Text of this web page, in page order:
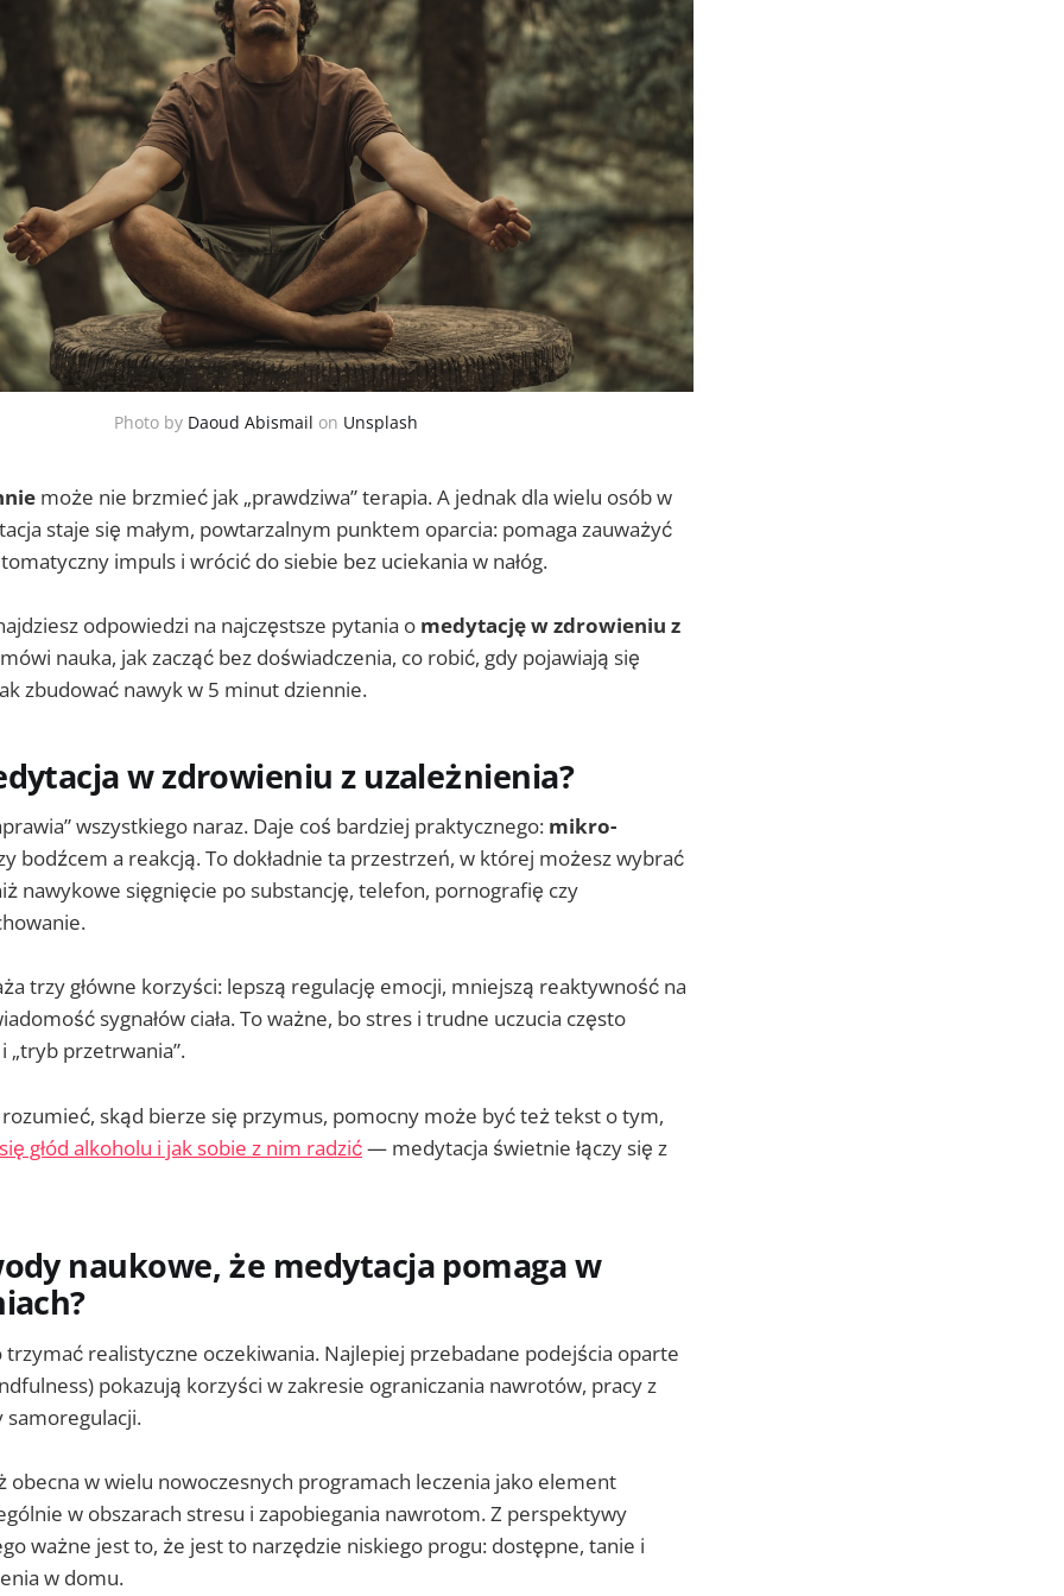
Photo by Daoud Abismail on Unsplash
może nie brzmieć jak „prawdziwa” terapia. A jednak dla wielu osób w
staje się małym, powtarzalnym punktem oparcia: pomaga zauważyć
impuls i wrócić do siebie bez uciekania w nałóg.
odpowiedzi na najczęstsze pytania o medytację w zdrowieniu z
nauka, jak zacząć bez doświadczenia, co robić, gdy pojawiają się
zbudować nawyk w 5 minut dziennie.
w zdrowieniu z uzależnienia?
wszystkiego naraz. Daje coś bardziej praktycznego: mikro-
bodźcem a reakcją. To dokładnie ta przestrzeń, w której możesz wybrać
nawykowe sięgnięcie po substancję, telefon, pornografię czy
trzy główne korzyści: lepszą regulację emocji, mniejszą reaktywność na
sygnałów ciała. To ważne, bo stres i trudne uczucia często
„tryb przetrwania”.
rozumieć, skąd bierze się przymus, pomocny może być też tekst o tym,
głód alkoholu i jak sobie z nim radzić— medytacja świetnie łączy się z
naukowe, że medytacja pomaga w
realistyczne oczekiwania. Najlepiej przebadane podejścia oparte
pokazują korzyści w zakresie ograniczania nawrotów, pracy z
samoregulacji.
obecna w wielu nowoczesnych programach leczenia jako element
w obszarach stresu i zapobiegania nawrotom. Z perspektywy
ważne jest to, że jest to narzędzie niskiego progu: dostępne, tanie i
w domu.